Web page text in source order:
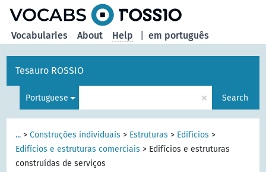
em português
Vocabularies About Help
Tesauro ROSSIO
Portuguese × Search
... >Construções individuais > Estruturas > Edifícios >
Edifícios e estruturas comerciais > Edifícios e estruturas
construídas de serviços